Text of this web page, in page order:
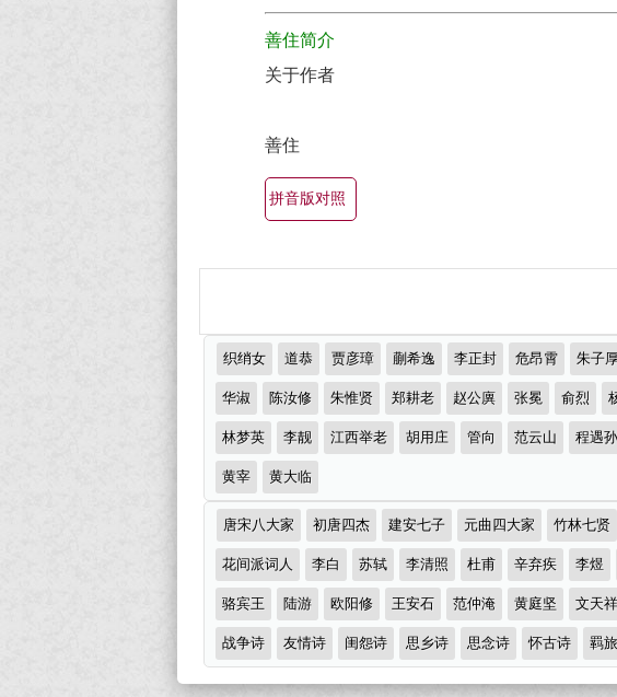
的
最
美
有
名
诗
大
（精
多
首）
善住简介
关于作者
善住
拼音版对照
推
荐
作
者
织绡女 道恭 贾彦璋 蒯希逸 李正封 危昂霄 朱子
华淑 陈汝修 朱惟贤 郑耕老 赵公廙 张冕 俞烈
林梦英 李靓 江西举老 胡用庄 管向 范云山 程遇孙
黄宰 黄大临
诗
词
分
类
唐宋八大家 初唐四杰 建安七子 元曲四大家 竹林七贤
花间派词人 李白 苏轼 李清照 杜甫 辛弃疾 李煜
骆宾王 陆游 欧阳修 王安石 范仲淹 黄庭坚 文天祥
战争诗 友情诗 闺怨诗 思乡诗 思念诗 怀古诗 羁